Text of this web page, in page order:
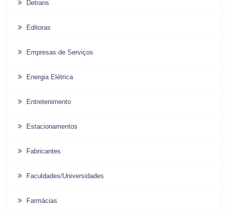
Detrans
Editoras
Empresas de Serviços
Energia Elétrica
Entretenimento
Estacionamentos
Fabricantes
Faculdades/Universidades
Farmácias